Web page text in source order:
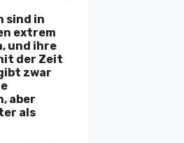
sind in
extrem
und ihre
der Zeit
zwar
aber
als